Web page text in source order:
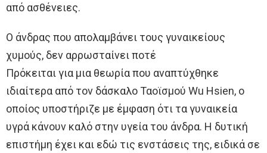
από ασθένειες.
Ο άνδρας που απολαμβάνει τους γυναικείους
χυμούς, δεν αρρωσταίνει ποτέ
Πρόκειται για μια θεωρία που αναπτύχθηκε
ιδιαίτερα από τον δάσκαλο Ταοϊσμού Wu Hsien, ο
οποίος υποστήριζε με έμφαση ότι τα γυναικεία
υγρά κάνουν καλό στην υγεία του άνδρα. Η δυτική
επιστήμη έχει και εδώ τις ενστάσεις της, ειδικά σε